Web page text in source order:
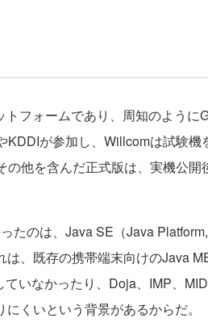
フォームであり、周知のように
KDDIが参加し、Willcomは試験機
の他を含んだ正式版は、実機公開
たのは、Java SE（Java
、既存の携帯端末向けのJava
いなかったり、Doja、IMP、
くいという背景があるからだ。